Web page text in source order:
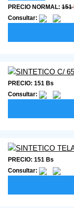
PRECIO NORMAL: 151
Consultar:
PRECIO: 151 Bs
Consultar:
PRECIO: 151 Bs
Consultar: